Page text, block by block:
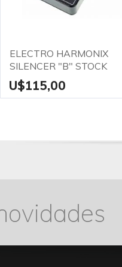
ELECTRO HARMONIX
SILENCER "B" STOCK
U$115,00